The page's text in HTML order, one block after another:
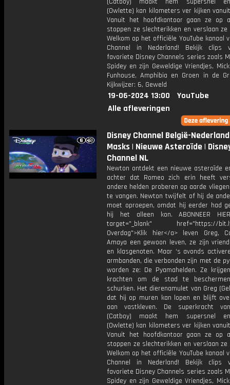
(Owlette) kan kilometers ver kijken
Vanuit het hoofdkantoor gaan ze op
stoppen ze slechterikken en verslaan ze
Welkom op het officiële YouTube kanaal
Channel in Nederland! Bekijk clips
favoriete Disney Channels series zoals
Spidey en zijn Geweldige Vriendjes,
Funhouse, Amphibia en Groen in de
Kijkwijzer: 6, Geweld
19-06-2024 13:00
YouTube
Alle afleveringen
Disney Channel België-
Masks | Nieuwe Asteroïde |
Channel NL
Newton ontdekt een nieuwe asteroïde
achter dat Romeo zich erin heeft
andere helden proberen op aarde
te vangen. Newton twijfelt of hij de
moet oproepen, omdat hij eerder had
hij het alleen kon. ABONNEER
target="_blank" href="https://bit.ly/
Overdag">Klik hier</a> leven Greg,
Amaya een gewoon leven, ze zijn
en klasgenoten. Maar ‘s avonds
armbanden, die verbonden zijn met de
worden ze: De Pyamahelden. Ze
krachten om de stad te
schurken. Het dierenamulet van Greg
dat hij op muren kan lopen en blijft
aan vastkleven. De superkracht
(Catboy) maakt hem supersnel
(Owlette) kan kilometers ver kijken
Vanuit het hoofdkantoor gaan ze op
stoppen ze slechterikken en verslaan ze
Welkom op het officiële YouTube kanaal
Channel in Nederland! Bekijk clips
favoriete Disney Channels series zoals
Spidey en zijn Geweldige Vriendjes,